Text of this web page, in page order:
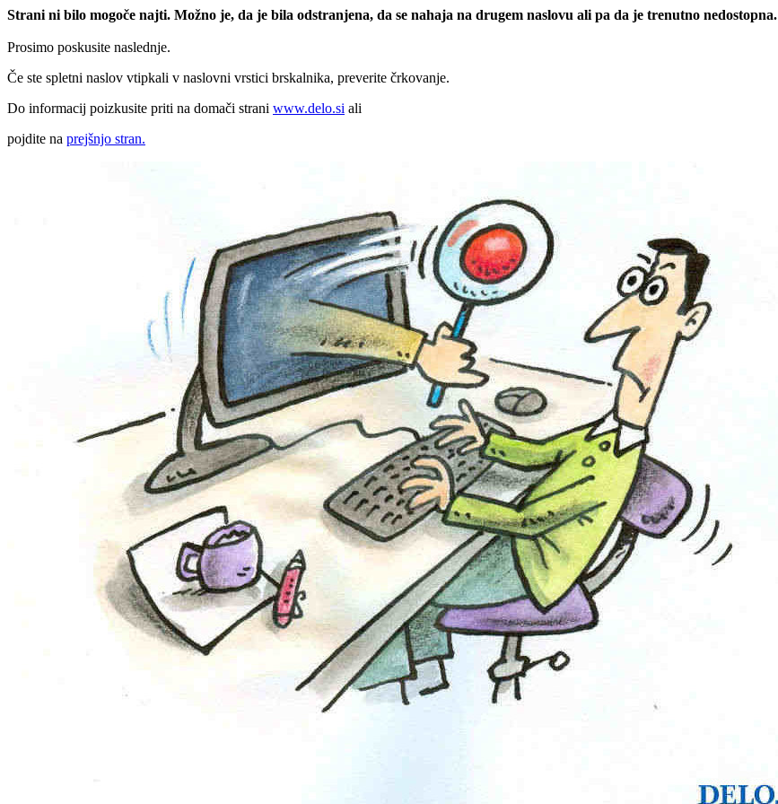
Strani ni bilo mogoče najti. Možno je, da je bila odstranjena, da se nahaja na drugem naslovu ali pa da je trenutno nedostopna.
Prosimo poskusite naslednje.
Če ste spletni naslov vtipkali v naslovni vrstici brskalnika, preverite črkovanje.
Do informacij poizkusite priti na domači strani www.delo.si ali
pojdite na prejšnjo stran.